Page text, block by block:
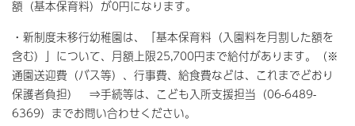
額（基本保育料）が0円になります。
・新制度未移行幼稚園は、「基本保育料（入園料を月割した額を
含む）」について、月額上限25,700円まで給付があります。（※
通園送迎費（バス等）、行事費、給食費などは、これまでどおり
保護者負担） ⇒手続等は、こども入所支援担当（06-6489-
6369）までお問い合わせください。